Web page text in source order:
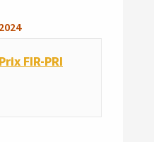
2024
FIR-PRI